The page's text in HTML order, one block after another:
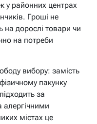
у районних центрах
Гроші не
на дорослі товари чи
на потреби
вибору: замість
пакунку
за
алергічними
містах це